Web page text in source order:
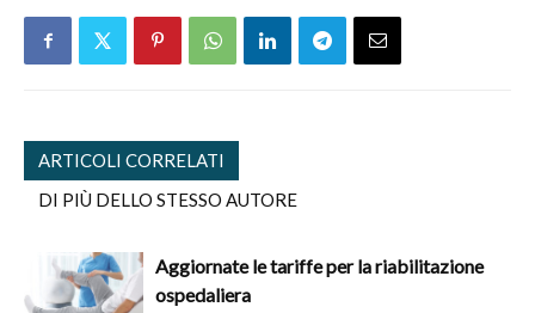
ARTICOLI CORRELATI
DI PIÙ DELLO STESSO AUTORE
Aggiornate le tariffe per la riabilitazione
ospedaliera